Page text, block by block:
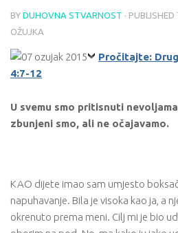
BY DUHOVNA STVARNOST · PUBLISHED
OŽUJKA
Pročitajte:
4:7-12
U svemu smo pritisnuti
zbunjeni smo, ali ne očajavamo.
KAO dijete imao sam umjesto
napuhavanje. Bila je visoka kao ja, a
okrenuto prema meni. Cilj mi je bio